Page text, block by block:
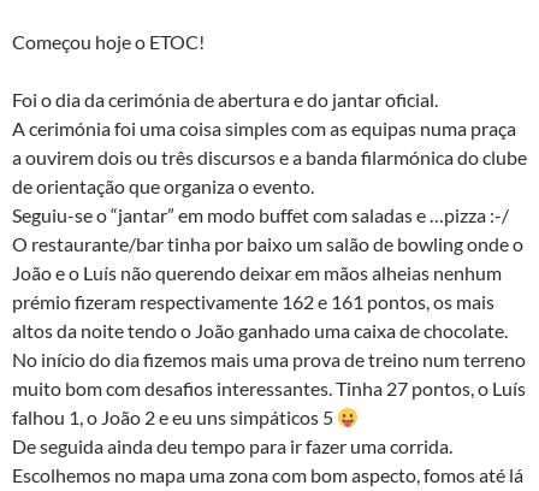
Começou hoje o ETOC!
Foi o dia da cerimónia de abertura e do jantar oficial.
A cerimónia foi uma coisa simples com as equipas numa praça
a ouvirem dois ou três discursos e a banda filarmónica do clube
de orientação que organiza o evento.
Seguiu-se o “jantar” em modo buffet com saladas e …pizza :-/
O restaurante/bar tinha por baixo um salão de bowling onde o
João e o Luís não querendo deixar em mãos alheias nenhum
prémio fizeram respectivamente 162 e 161 pontos, os mais
altos da noite tendo o João ganhado uma caixa de chocolate.
No início do dia fizemos mais uma prova de treino num terreno
muito bom com desafios interessantes. Tinha 27 pontos, o Luís
falhou 1, o João 2 e eu uns simpáticos 5
De seguida ainda deu tempo para ir fazer uma corrida.
Escolhemos no mapa uma zona com bom aspecto, fomos até lá